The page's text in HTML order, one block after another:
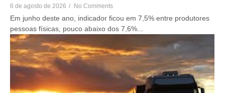
6 de agosto de 2026 / No Comments
Em junho deste ano, indicador ficou em 7,5% entre produtores
pessoas físicas, pouco abaixo dos 7,6%...